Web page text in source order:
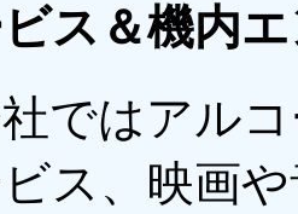
ス＆機内
ではアル
ス、映画